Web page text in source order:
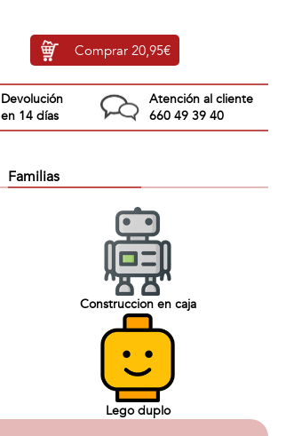
Comprar20,95€
Devolución
en 14 días
Atención al cliente
660 49 39 40
Familias
Construccion en caja
Lego duplo